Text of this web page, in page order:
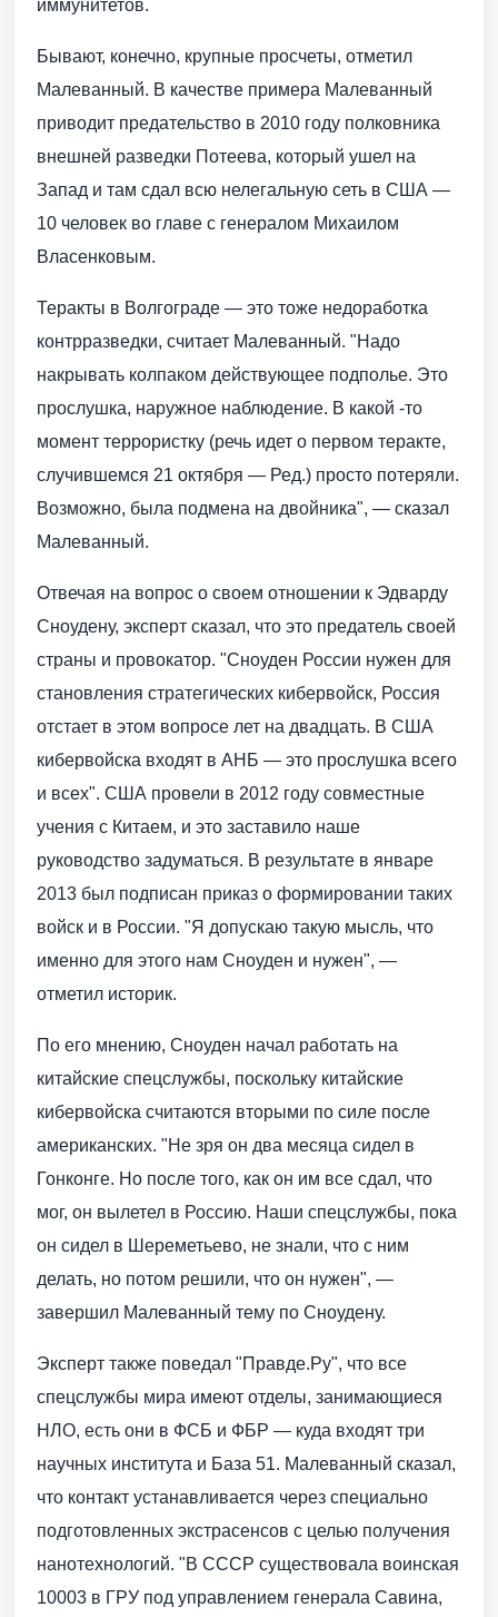
иммунитетов.
Бывают, конечно, крупные просчеты, отметил
Малеванный. В качестве примера Малеванный
приводит предательство в 2010 году полковника
внешней разведки Потеева, который ушел на
Запад и там сдал всю нелегальную сеть в США —
10 человек во главе с генералом Михаилом
Власенковым.
Теракты в Волгограде — это тоже недоработка
контрразведки, считает Малеванный. "Надо
накрывать колпаком действующее подполье. Это
прослушка, наружное наблюдение. В какой -то
момент террористку (речь идет о первом теракте,
случившемся 21 октября — Ред.) просто потеряли.
Возможно, была подмена на двойника", — сказал
Малеванный.
Отвечая на вопрос о своем отношении к Эдварду
Сноудену, эксперт сказал, что это предатель своей
страны и провокатор. "Сноуден России нужен для
становления стратегических кибервойск, Россия
отстает в этом вопросе лет на двадцать. В США
кибервойска входят в АНБ — это прослушка всего
и всех". США провели в 2012 году совместные
учения с Китаем, и это заставило наше
руководство задуматься. В результате в январе
2013 был подписан приказ о формировании таких
войск и в России. "Я допускаю такую мысль, что
именно для этого нам Сноуден и нужен", —
отметил историк.
По его мнению, Сноуден начал работать на
китайские спецслужбы, поскольку китайские
кибервойска считаются вторыми по силе после
американских. "Не зря он два месяца сидел в
Гонконге. Но после того, как он им все сдал, что
мог, он вылетел в Россию. Наши спецслужбы, пока
он сидел в Шереметьево, не знали, что с ним
делать, но потом решили, что он нужен", —
завершил Малеванный тему по Сноудену.
Эксперт также поведал "Правде.Ру", что все
спецслужбы мира имеют отделы, занимающиеся
НЛО, есть они в ФСБ и ФБР — куда входят три
научных института и База 51. Малеванный сказал,
что контакт устанавливается через специально
подготовленных экстрасенсов с целью получения
нанотехнологий. "В СССР существовала воинская
10003 в ГРУ под управлением генерала Савина,